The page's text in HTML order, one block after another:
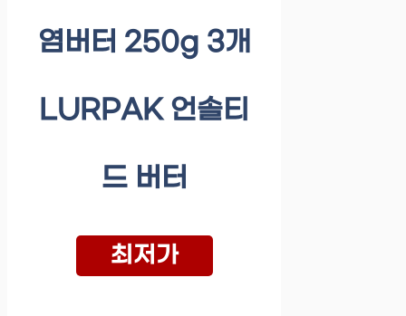
염버터 250g 3개
LURPAK 언솔티
드 버터
최저가